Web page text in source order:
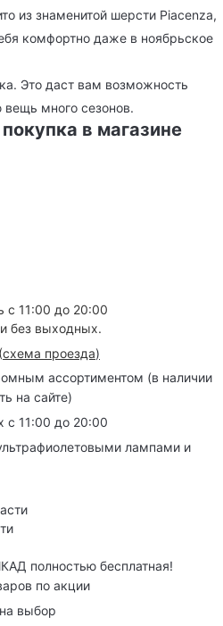
из знаменитой шерсти Piacenza,
комфортно даже в ноябрьское
Это даст вам возможность
много сезонов.
в магазине
с 11:00 до 20:00
без выходных.
(схема проезда)
ассортиментом (в наличии
на сайте)
с 11:00 до 20:00
лампами и
полностью бесплатная!
по акции
выбор